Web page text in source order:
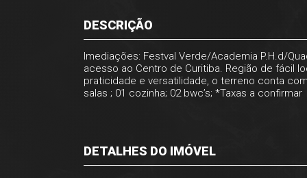
DESCRIÇÃO
Imediações: Festval Verde/Academia P.H.d/
acesso ao Centro de Curitiba. Região de fácil
praticidade e versatilidade, o terreno conta
salas ; 01 cozinha; 02 bwc’s; *Taxas a confirmar
DETALHES DO IMÓVEL